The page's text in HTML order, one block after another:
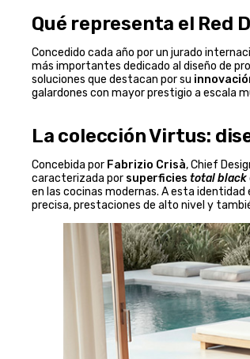
Qué representa el Red
Concedido cada año por un jurado
más importantes dedicado al diseño de
soluciones que destacan por su
galardones con mayor prestigio a escala
La colección Virtus:
Concebida por Fabrizio Crisà, Chief
caracterizada por superficies total black
en las cocinas modernas. A esta
precisa, prestaciones de alto nivel y